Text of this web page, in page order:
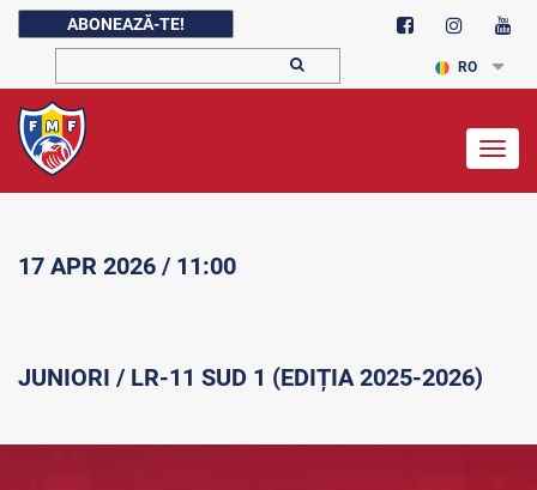
ABONEAZĂ-TE!
RO
17 APR 2026 / 11:00
JUNIORI / LR-11 SUD 1 (EDIȚIA 2025-2026)